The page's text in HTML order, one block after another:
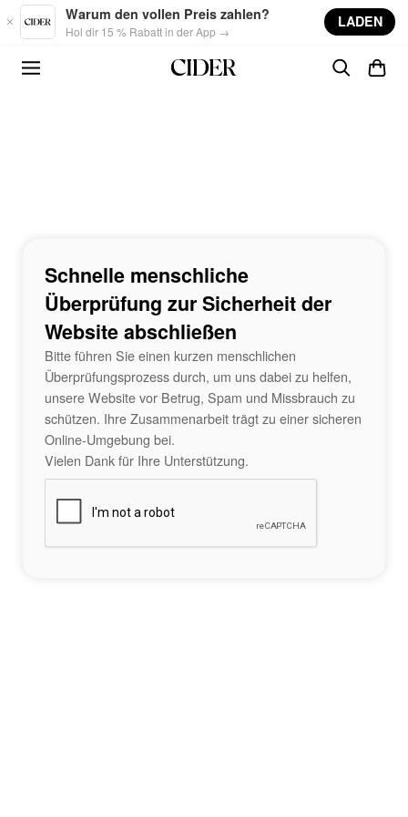
Skip to main content
Warum den vollen Preis zahlen?
Hol dir 15 % Rabatt in der App →
LADEN
Schnelle menschliche
Überprüfung zur Sicherheit der
Website abschließen
Bitte führen Sie einen kurzen menschlichen
Überprüfungsprozess durch, um uns dabei zu helfen,
unsere Website vor Betrug, Spam und Missbrauch zu
schützen. Ihre Zusammenarbeit trägt zu einer sicheren
Online-Umgebung bei.
Vielen Dank für Ihre Unterstützung.